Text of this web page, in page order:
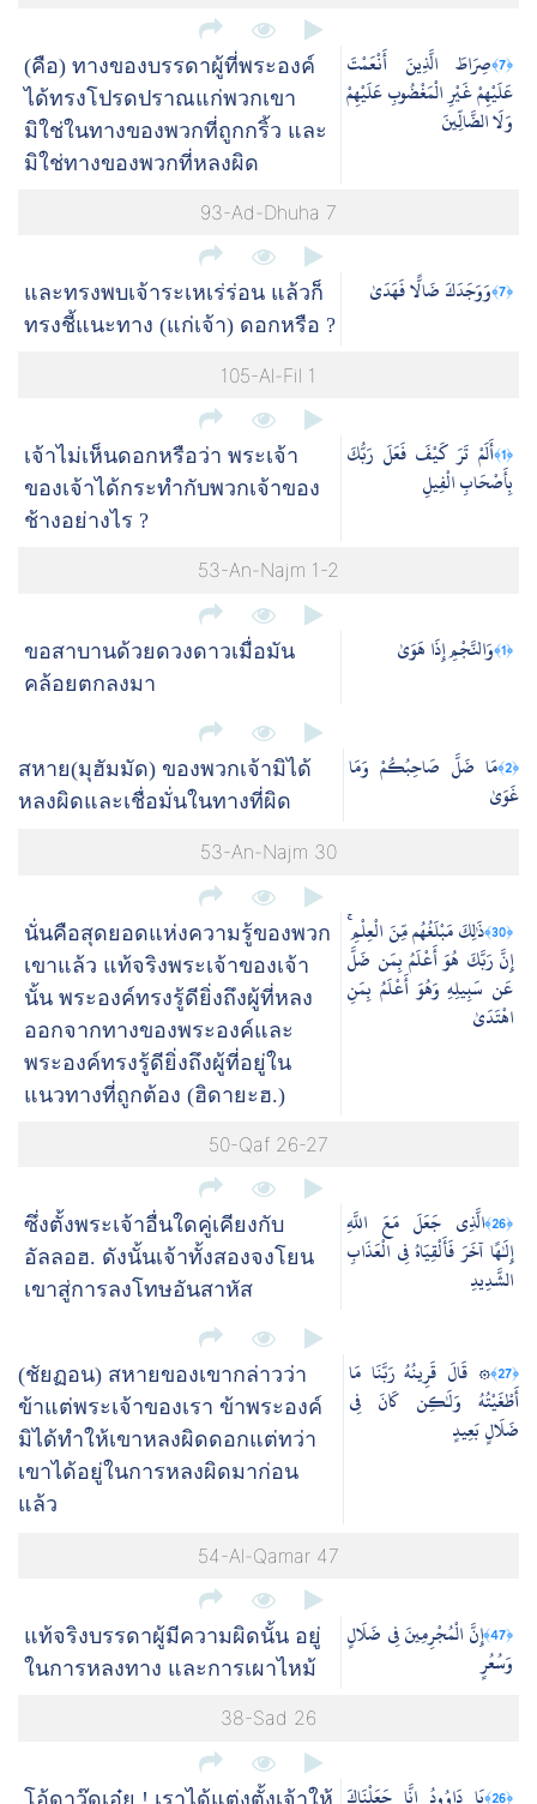
(คือ) ทางของบรรดาผู้ที่พระองค์
ได้ทรงโปรดปราณแก่พวกเขา
มิใช่ในทางของพวกที่ถูกกริ้ว และ
มิใช่ทางของพวกที่หลงผิด
﴿7﴾ صِرَاطَ الَّذِينَ أَنْعَمْتَ
عَلَيْهِمْ غَيْرِ الْمَغْضُوبِ عَلَيْهِمْ
وَلَا الضَّالِّينَ
93-Ad-Dhuha 7
และทรงพบเจ้าระเหเร่ร่อน แล้วก็
ทรงชี้แนะทาง (แก่เจ้า) ดอกหรือ ?
﴿7﴾ وَوَجَدَكَ ضَالًّا فَهَدَىٰ
105-Al-Fil 1
เจ้าไม่เห็นดอกหรือว่า พระเจ้า
ของเจ้าได้กระทำกับพวกเจ้าของ
ช้างอย่างไร ?
﴿1﴾ أَلَمْ تَرَ كَيْفَ فَعَلَ رَبُّكَ
بِأَصْحَابِ الْفِيلِ
53-An-Najm 1-2
ขอสาบานด้วยดวงดาวเมื่อมัน
คล้อยตกลงมา
﴿1﴾ وَالنَّجْمِ إِذَا هَوَىٰ
สหาย(มุฮัมมัด) ของพวกเจ้ามิได้
หลงผิดและเชื่อมั่นในทางที่ผิด
﴿2﴾ مَا ضَلَّ صَاحِبُكُمْ وَمَا
غَوَىٰ
53-An-Najm 30
นั่นคือสุดยอดแห่งความรู้ของพวก
เขาแล้ว แท้จริงพระเจ้าของเจ้า
นั้น พระองค์ทรงรู้ดียิ่งถึงผู้ที่หลง
ออกจากทางของพระองค์และ
พระองค์ทรงรู้ดียิ่งถึงผู้ที่อยู่ใน
แนวทางที่ถูกต้อง (ฮิดายะฮ.)
﴿30﴾
ذَٰلِكَ مَبْلَغُهُم مِّنَ الْعِلْمِ ۚ
إِنَّ رَبَّكَ هُوَ أَعْلَمُ بِمَن ضَلَّ
عَن سَبِيلِهِ وَهُوَ أَعْلَمُ بِمَنِ
اهْتَدَىٰ
50-Qaf 26-27
ซึ่งตั้งพระเจ้าอื่นใดคู่เคียงกับ
อัลลอฮ. ดังนั้นเจ้าทั้งสองจงโยน
เขาสู่การลงโทษอันสาหัส
﴿26﴾
الَّذِي جَعَلَ مَعَ اللَّهِ
إِلَٰهًا آخَرَ فَأَلْقِيَاهُ فِي الْعَذَابِ
الشَّدِيدِ
(ชัยฏอน) สหายของเขากล่าวว่า
ข้าแต่พระเจ้าของเรา ข้าพระองค์
มิได้ทำให้เขาหลงผิดดอกแต่ทว่า
เขาได้อยู่ในการหลงผิดมาก่อน
แล้ว
﴿27﴾
۞ قَالَ قَرِينُهُ رَبَّنَا مَا
أَطْغَيْتُهُ وَلَٰكِن كَانَ فِي
ضَلَالٍ بَعِيدٍ
54-Al-Qamar 47
แท้จริงบรรดาผู้มีความผิดนั้น อยู่
ในการหลงทาง และการเผาไหม้
﴿47﴾
إِنَّ الْمُجْرِمِينَ فِي ضَلَالٍ
وَسُعُرٍ
38-Sad 26
โอ้ดาวู๊ดเอ๋ย ! เราได้แต่งตั้งเจ้าให้ ﴿26﴾ يَا دَاوُودُ إِنَّا جَعَلْنَاكَ